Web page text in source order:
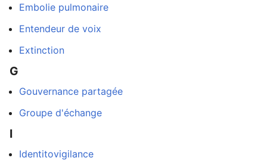
Embolie pulmonaire
Entendeur de voix
Extinction
G
Gouvernance partagée
Groupe d'échange
I
Identitovigilance